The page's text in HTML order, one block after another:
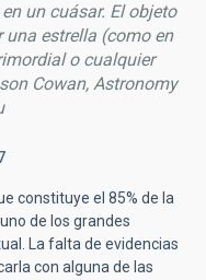
un cuásar. El objeto
estrella (como en
o cualquier
Cowan, Astronomy
constituye el 85% de la
de los grandes
La falta de evidencias
con alguna de las